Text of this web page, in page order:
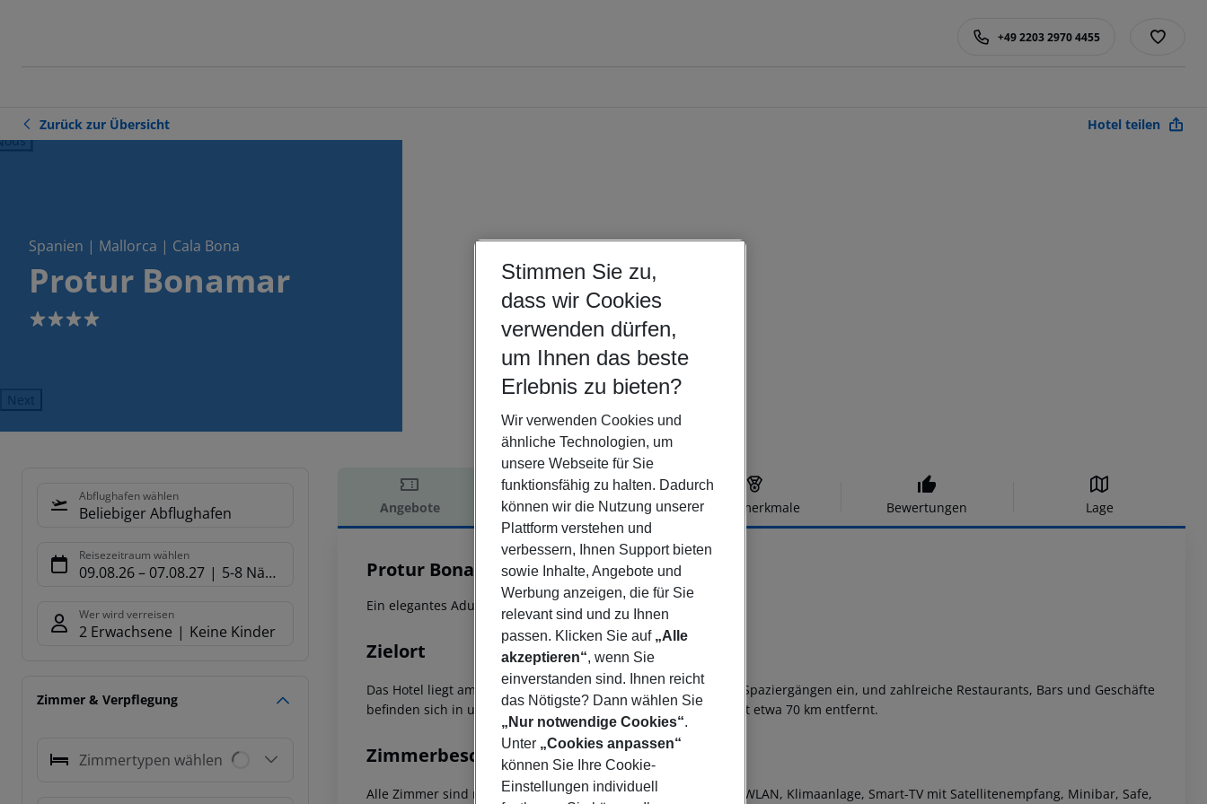
+49 2203 2970 4455
Zurück zur Übersicht Hotel teilen
Spanien | Mallorca | Cala Bona
Protur Bonamar
4
Next
Abflughafen wählen
Beliebiger Abflughafen
Reisezeitraum wählen
09.08.26– 07.08.27 5-8 Nächte
Wer wird verreisen
2 Erwachsene Keine Kinder
Zimmer & Verpflegung
Zimmertypen wählen
Angebote Hotelbeschreibung Hotelmerkmale Bewertungen Lage
Hotelbeschreibung
Protur Bonamar
4
Ein elegantes Adults Only Hotel direkt am Meer in Cala Millor!
Zielort
Das Hotel liegt am Meer in Cala Millor. Die Promenade lädt zu Spaziergängen ein, und zahlreiche Restaurants, Bars und Geschäfte
befinden sich in unmittelbarer Nähe. Der Flughafen Palma liegt etwa 70 km entfernt.
Zimmerbeschreibung
Alle Zimmer sind modern eingerichtet und bieten kostenloses WLAN, Klimaanlage, Smart-TV mit Satellitenempfang, Minibar, Safe,
Stimmen Sie zu,
dass wir Cookies
verwenden dürfen,
um Ihnen das beste
Erlebnis zu bieten?
Wir verwenden Cookies und
ähnliche Technologien, um
unsere Webseite für Sie
funktionsfähig zu halten. Dadurch
können wir die Nutzung unserer
Plattform verstehen und
verbessern, Ihnen Support bieten
sowie Inhalte, Angebote und
Werbung anzeigen, die für Sie
relevant sind und zu Ihnen
passen. Klicken Sie auf „Alle
akzeptieren“, wenn Sie
einverstanden sind. Ihnen reicht
das Nötigste? Dann wählen Sie
„Nur notwendige Cookies“.
Unter „Cookies anpassen“
können Sie Ihre Cookie-
Einstellungen individuell